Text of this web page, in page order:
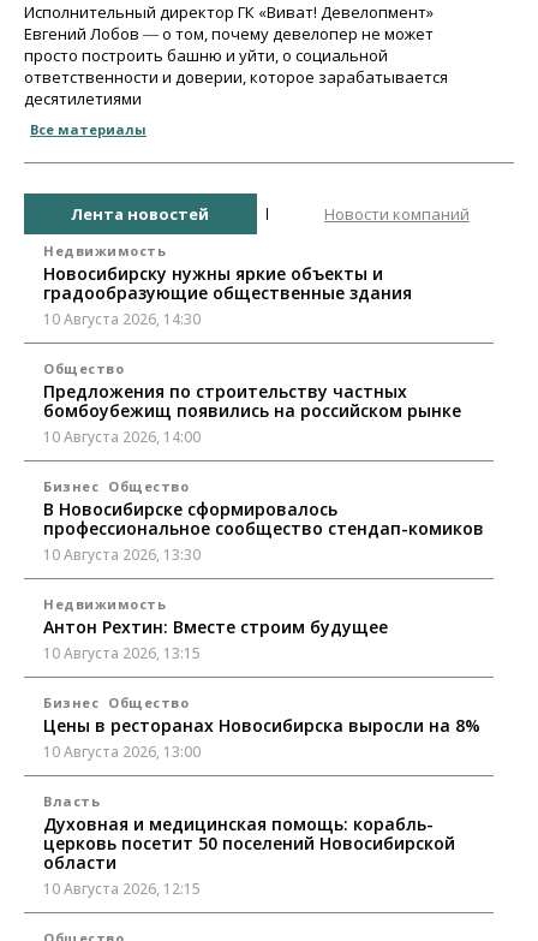
Исполнительный директор ГК «Виват! Девелопмент»
Евгений Лобов ― о том, почему девелопер не может
просто построить башню и уйти, о социальной
ответственности и доверии, которое зарабатывается
десятилетиями
Все материалы
Лента новостей Новости компаний
Недвижимость
Новосибирску нужны яркие объекты и
градообразующие общественные здания
10 Августа 2026, 14:30
Общество
Предложения по строительству частных
бомбоубежищ появились на российском рынке
10 Августа 2026, 14:00
Бизнес Общество
В Новосибирске сформировалось
профессиональное сообщество стендап-комиков
10 Августа 2026, 13:30
Недвижимость
Антон Рехтин: Вместе строим будущее
10 Августа 2026, 13:15
Бизнес Общество
Цены в ресторанах Новосибирска выросли на 8%
10 Августа 2026, 13:00
Власть
Духовная и медицинская помощь: корабль-
церковь посетит 50 поселений Новосибирской
области
10 Августа 2026, 12:15